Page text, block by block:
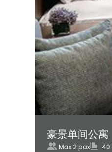
豪景单间公寓
Max 2 pax 40